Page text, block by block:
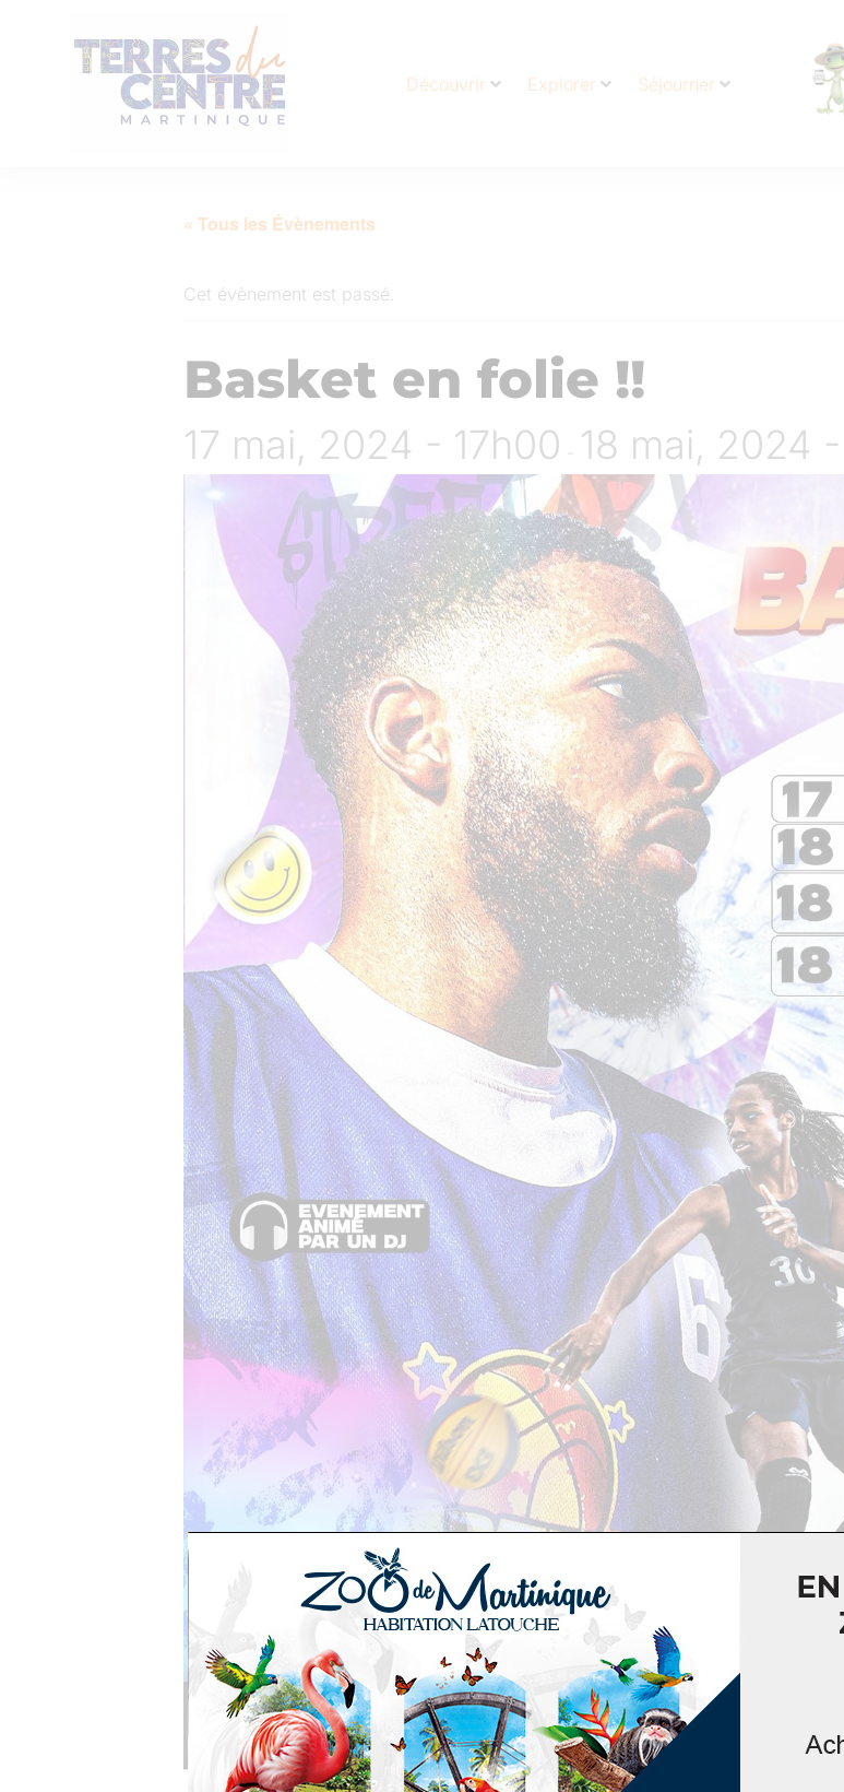
Découvrir Explorer Séjourner
« Tous les Évènements
Cet évènement est passé.
Basket en folie !!
17 mai, 2024 - 17h00 18 mai, 2024